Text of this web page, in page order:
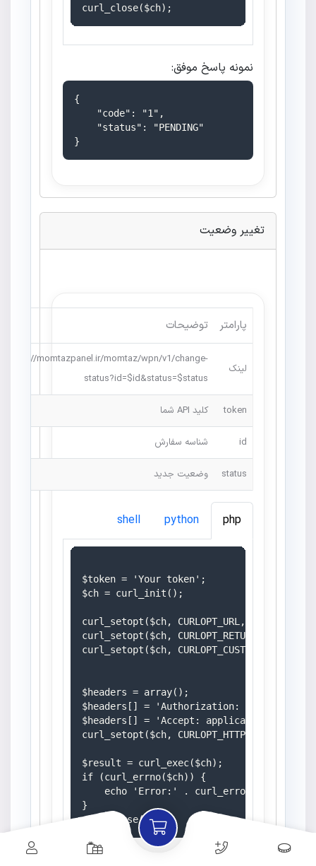
نمونه پاسخ موفق:
{
    "code": "1",
    "status": "PENDING"
}
تغییر وضعیت
پارامتر توضیحات
لینک
https://momtazpanel.ir/momtaz/wpn/v1/change-
status?id=$id&status=$status
token کلید API شما
id شناسه سفارش
status وضعیت جدید
php
python
shell
$token = 'Your token';
$ch = curl_init();
curl_setopt($ch, CURLOPT_URL, 'https://
curl_setopt($ch,
curl_setopt($ch, CURLOPT_CUSTOMREQUEST,
$headers = array();
$headers[] = 'Authorization: Bearer ' .
$headers[] = 'Accept: application/json';
curl_setopt($ch, CURLOPT_HTTPHEADER,
$result = curl_exec($ch);
if (curl_errno($ch)) {
    echo 'Error:' . curl_error($ch);
}